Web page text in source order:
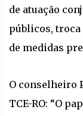
de atuação
públicos, troca
de medidas
O conselheiro
TCE-RO: “O